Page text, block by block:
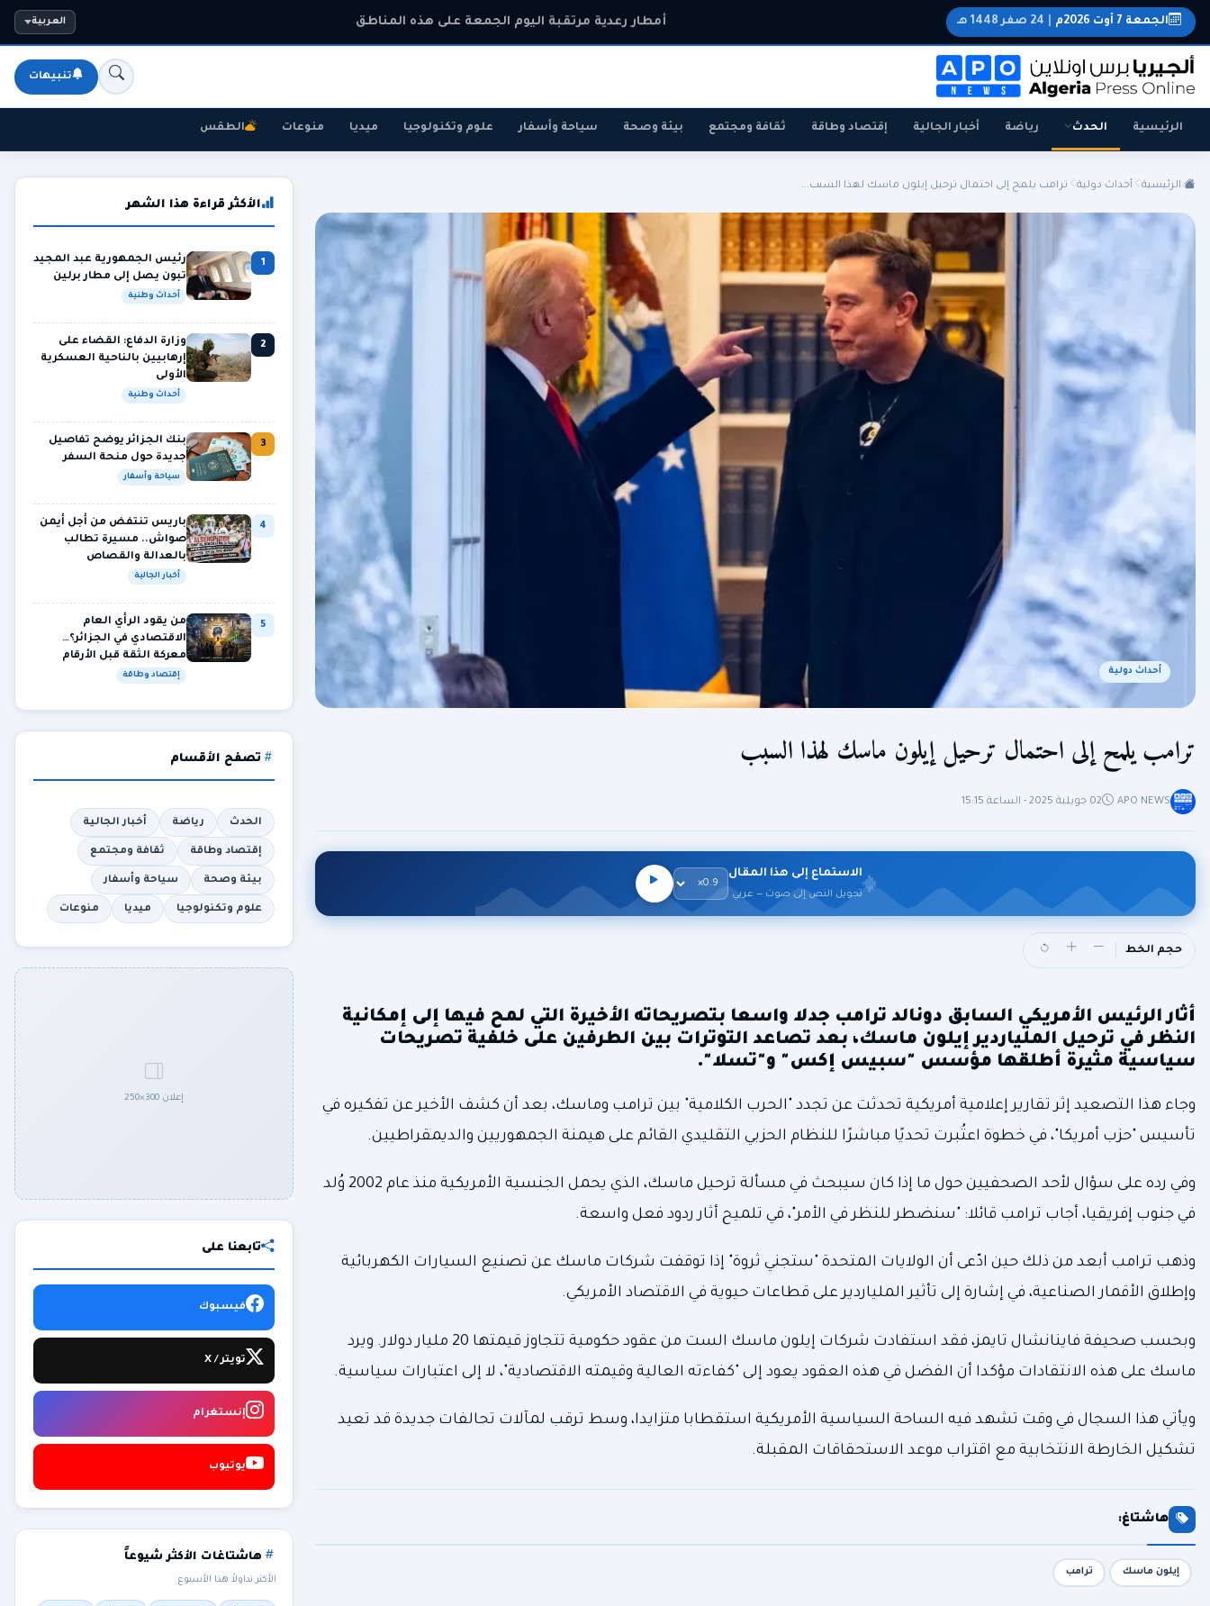
المنتخب الوطني سياسة اقتصاد
الجمعة 7 أوت 2026م 24 صفر 1448 هـ أمطار رعدية مرتقبة اليوم الجمعة على هذه المناطق العربية
تنبيهات
الرئيسية الحدث رياضة أخبار الجالية إقتصاد وطاقة ثقافة ومجتمع بيئة وصحة سياحة وأسفار علوم وتكنولوجيا ميديا منوعات الطقس
الرئيسية أحداث دولية ترامب يلمح إلى احتمال ترحيل إيلون ماسك لهذا السبب...
أحداث دولية
ترامب يلمح إلى احتمال ترحيل إيلون ماسك لهذا السبب
APO NEWS 02 جويلية 2025 - الساعة 15:15
الاستماع إلى هذا المقال
تحويل النص إلى صوت — عربي
حجم الخط
أثار الرئيس الأمريكي السابق دونالد ترامب جدلا واسعا بتصريحاته الأخيرة التي لمح فيها إلى إمكانية
النظر في ترحيل الملياردير إيلون ماسك، بعد تصاعد التوترات بين الطرفين على خلفية تصريحات
سياسية مثيرة أطلقها مؤسس "سبيس إكس" و"تسلا".
وجاء هذا التصعيد إثر تقارير إعلامية أمريكية تحدثت عن تجدد "الحرب الكلامية" بين ترامب وماسك، بعد أن كشف الأخير عن تفكيره في
تأسيس "حزب أمريكا"، في خطوة اعتُبرت تحديًا مباشرًا للنظام الحزبي التقليدي القائم على هيمنة الجمهوريين والديمقراطيين.
وفي رده على سؤال لأحد الصحفيين حول ما إذا كان سيبحث في مسألة ترحيل ماسك، الذي يحمل الجنسية الأمريكية منذ عام 2002 وُلد
في جنوب إفريقيا، أجاب ترامب قائلا: "سنضطر للنظر في الأمر"، في تلميح أثار ردود فعل واسعة.
وذهب ترامب أبعد من ذلك حين ادّعى أن الولايات المتحدة "ستجني ثروة" إذا توقفت شركات ماسك عن تصنيع السيارات الكهربائية
وإطلاق الأقمار الصناعية، في إشارة إلى تأثير الملياردير على قطاعات حيوية في الاقتصاد الأمريكي.
وبحسب صحيفة فاينانشال تايمز، فقد استفادت شركات إيلون ماسك الست من عقود حكومية تتجاوز قيمتها 20 مليار دولار. ويرد
ماسك على هذه الانتقادات مؤكدا أن الفضل في هذه العقود يعود إلى "كفاءته العالية وقيمته الاقتصادية"، لا إلى اعتبارات سياسية.
ويأتي هذا السجال في وقت تشهد فيه الساحة السياسية الأمريكية استقطابا متزايدا، وسط ترقب لمآلات تحالفات جديدة قد تعيد
تشكيل الخارطة الانتخابية مع اقتراب موعد الاستحقاقات المقبلة.
هاشتاغ:
إيلون ماسك ترامب
الأكثر قراءة هذا الشهر
1
رئيس الجمهورية عبد المجيد
تبون يصل إلى مطار برلين
أحداث وطنية
2
وزارة الدفاع: القضاء على
إرهابيين بالناحية العسكرية
الأولى
أحداث وطنية
3
بنك الجزائر يوضح تفاصيل
جديدة حول منحة السفر
سياحة وأسفار
4
باريس تنتفض من أجل أيمن
صواش.. مسيرة تطالب
بالعدالة والقصاص
أخبار الجالية
5
من يقود الرأي العام
الاقتصادي في الجزائر؟…
معركة الثقة قبل الأرقام
إقتصاد وطاقة
تصفح الأقسام
الحدث رياضة أخبار الجالية
إقتصاد وطاقة ثقافة ومجتمع
بيئة وصحة سياحة وأسفار
علوم وتكنولوجيا ميديا منوعات
إعلان 300×250
تابعنا على
فيسبوك
تويتر / X
إنستغرام
يوتيوب
هاشتاغات الأكثر شيوعاً
الأكثر تداولاً هذا الأسبوع